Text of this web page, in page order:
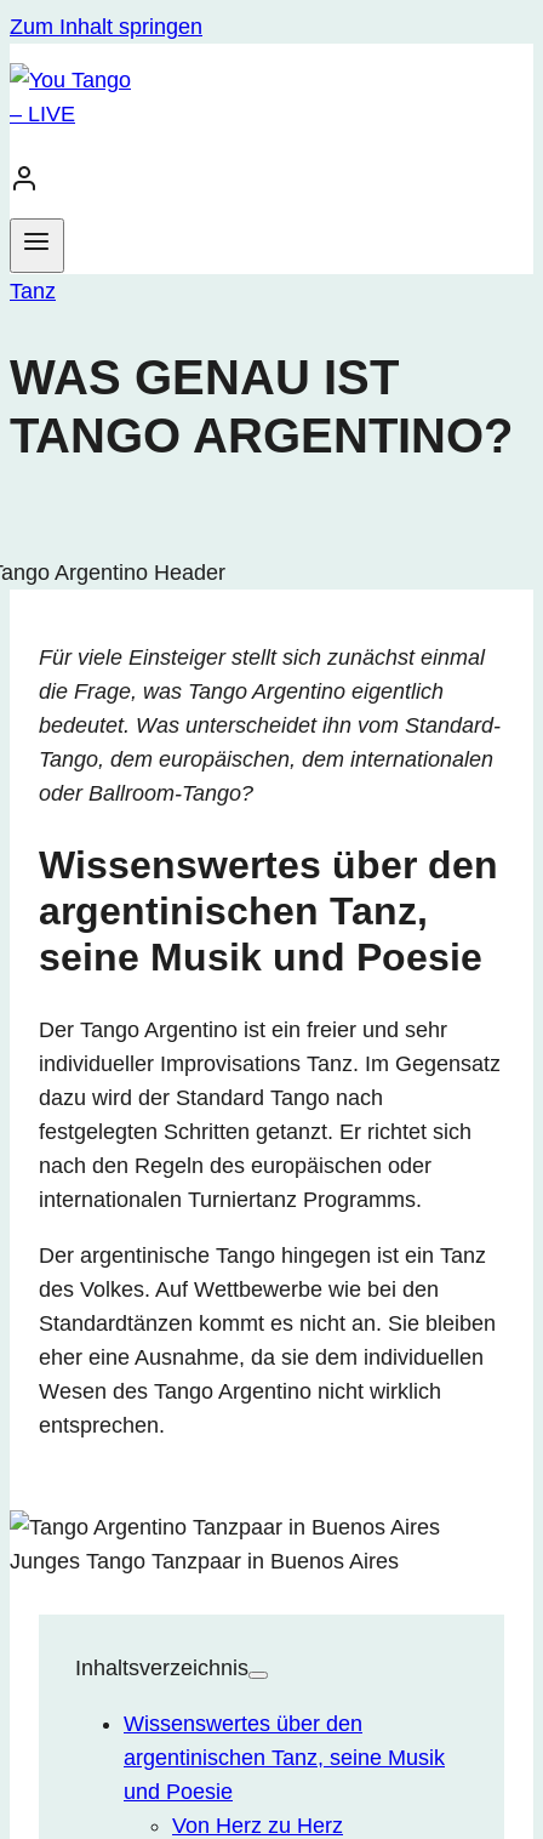
Zum Inhalt springen
Tanz
WAS GENAU IST
TANGO ARGENTINO?
Für viele Einsteiger stellt sich zunächst einmal
die Frage, was Tango Argentino eigentlich
bedeutet. Was unterscheidet ihn vom Standard-
Tango, dem europäischen, dem internationalen
oder Ballroom-Tango?
Wissenswertes über den
argentinischen Tanz,
seine Musik und Poesie
Der Tango Argentino ist ein freier und sehr
individueller Improvisations Tanz. Im Gegensatz
dazu wird der Standard Tango nach
festgelegten Schritten getanzt. Er richtet sich
nach den Regeln des europäischen oder
internationalen Turniertanz Programms.
Der argentinische Tango hingegen ist ein Tanz
des Volkes. Auf Wettbewerbe wie bei den
Standardtänzen kommt es nicht an. Sie bleiben
eher eine Ausnahme, da sie dem individuellen
Wesen des Tango Argentino nicht wirklich
entsprechen.
Junges Tango Tanzpaar in Buenos Aires
Inhaltsverzeichnis
Wissenswertes über den
argentinischen Tanz, seine Musik
und Poesie
Von Herz zu Herz